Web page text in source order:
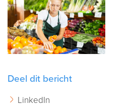
Deel dit bericht
LinkedIn